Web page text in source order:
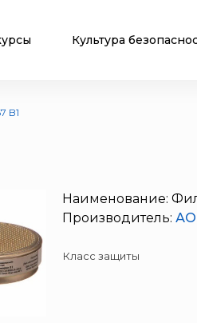
Культура
B1
Наименование:
Производитель:АО
Класс защиты